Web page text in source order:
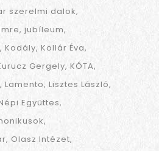
szerelmi dalok
jubíleum
Kodály Kollár Éva
Gergely KÓTA
Lamento Lisztes László
Együttes
Olasz Intézet